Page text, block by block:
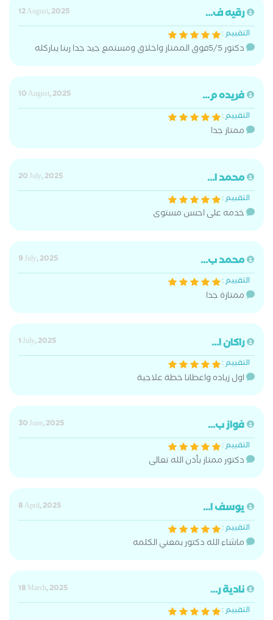
رقيه ف...
12 August, 2025
التقييم :
دكتور 5/5فوق الممتاز واخلاق ومستمع جيد جدا ربنا يباركله
فريده م...
10 August, 2025
التقييم :
ممتاز جدا
محمد ا...
20 July, 2025
التقييم :
خدمه على احسن مستوى
محمد ب...
9 July, 2025
التقييم :
ممتازة جدا
راكان ا...
1 July, 2025
التقييم :
اول زياده واعطانا خطة علاجية
فواز ب...
30 June, 2025
التقييم :
دكتور ممتاز بأذن الله تعالى
يوسف ا...
8 April, 2025
التقييم :
ماشاء الله دكتور بمعني الكلمه
نادية ر...
18 March, 2025
التقييم :